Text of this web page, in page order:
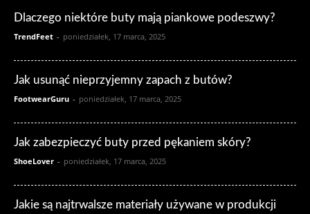
Dlaczego niektóre buty mają piankowe podeszwy?
TrendFeet - poniedziałek, 17 marca, 2025
Jak usunąć nieprzyjemny zapach z butów?
FootwearGuru - poniedziałek, 17 marca, 2025
Jak zabezpieczyć buty przed pękaniem skóry?
ShoeLover - poniedziałek, 17 marca, 2025
Jakie są najtrwalsze materiały używane w produkcji